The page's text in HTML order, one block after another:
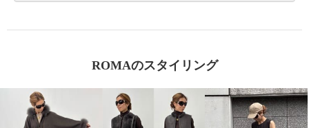
ROMAのスタイリング